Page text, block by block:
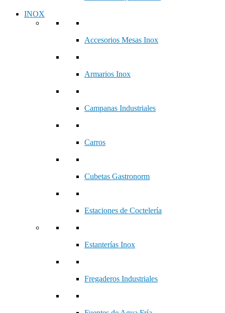
INOX
Accesorios Mesas Inox
Armarios Inox
Campanas Industriales
Carros
Cubetas Gastronorm
Estaciones de Coctelería
Estanterías Inox
Fregaderos Industriales